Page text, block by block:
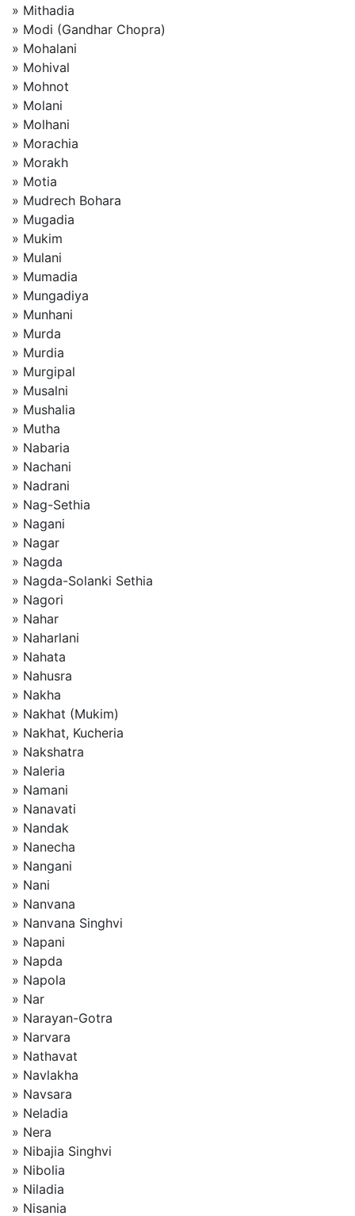
» Mithadia
» Modi (Gandhar Chopra)
» Mohalani
» Mohival
» Mohnot
» Molani
» Molhani
» Morachia
» Morakh
» Motia
» Mudrech Bohara
» Mugadia
» Mukim
» Mulani
» Mumadia
» Mungadiya
» Munhani
» Murda
» Murdia
» Murgipal
» Musalni
» Mushalia
» Mutha
» Nabaria
» Nachani
» Nadrani
» Nag-Sethia
» Nagani
» Nagar
» Nagda
» Nagda-Solanki Sethia
» Nagori
» Nahar
» Naharlani
» Nahata
» Nahusra
» Nakha
» Nakhat (Mukim)
» Nakhat, Kucheria
» Nakshatra
» Naleria
» Namani
» Nanavati
» Nandak
» Nanecha
» Nangani
» Nani
» Nanvana
» Nanvana Singhvi
» Napani
» Napda
» Napola
» Nar
» Narayan-Gotra
» Narvara
» Nathavat
» Navlakha
» Navsara
» Neladia
» Nera
» Nibajia Singhvi
» Nibolia
» Niladia
» Nisania